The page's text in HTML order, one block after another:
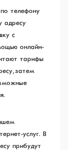
телефону
адресу
с
онлайн-
тарифы
затем
услуг. В
прибудут